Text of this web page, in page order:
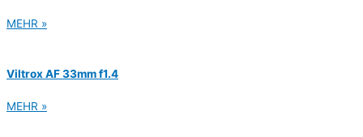
MEHR »
Viltrox AF 33mm f1.4
MEHR »